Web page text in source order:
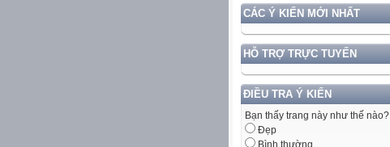
CÁC Ý KIẾN MỚI NHẤT
HỖ TRỢ TRỰC TUYẾN
ĐIỀU TRA Ý KIẾN
Bạn thấy trang này như thế nào?
Đẹp
Bình thường